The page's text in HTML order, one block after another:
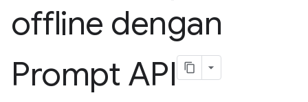
offline dengan
Prompt API